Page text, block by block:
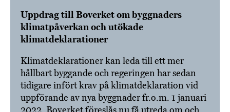
Uppdrag till Boverket om byggnaders
klimatpåverkan och utökade
klimatdeklarationer
Klimatdeklarationer kan leda till ett mer
hållbart byggande och regeringen har sedan
tidigare infört krav på klimatdeklaration vid
uppförande av nya byggnader fr.o.m. 1 januari